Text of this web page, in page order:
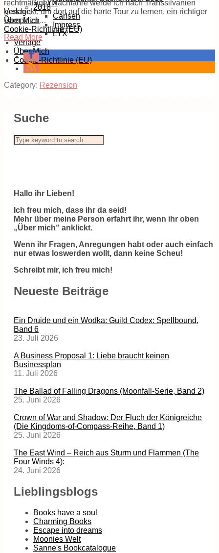
LYX
Verlage
Über Mich
Cookie-Richtlinie (EU)
2018
Carlsen
Impress
LYX
Verlage
Über Mich
Cookie-Richtlinie (EU)
rechtmäßiger Nachfahre werde ich nach Transsilvanien
geschickt, um dort auf die harte Tour zu lernen, ein richtiger
Vampir zu…
Read More
Category: Rezension
Suche
Hallo ihr Lieben!
Ich freu mich, dass ihr da seid!
Mehr über meine Person erfahrt ihr, wenn ihr oben
„Über mich“ anklickt.
Wenn ihr Fragen, Anregungen habt oder auch einfach
nur etwas loswerden wollt, dann keine Scheu!
Schreibt mir, ich freu mich!
Neueste Beiträge
Ein Druide und ein Wodka: Guild Codex: Spellbound,
Band 6
23. Juli 2026
A Business Proposal 1: Liebe braucht keinen
Businessplan
11. Juli 2026
The Ballad of Falling Dragons (Moonfall-Serie, Band 2)
25. Juni 2026
Crown of War and Shadow: Der Fluch der Königreiche
(Die Kingdoms-of-Compass-Reihe, Band 1)
25. Juni 2026
The East Wind – Reich aus Sturm und Flammen (The
Four Winds 4):
24. Juni 2026
Lieblingsblogs
Books have a soul
Charming Books
Escape into dreams
Moonies Welt
Sanne's Bookcatalogue